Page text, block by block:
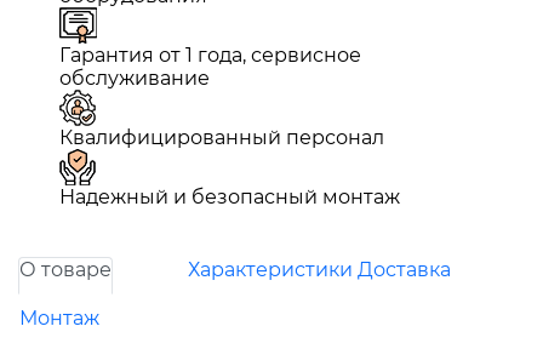
Гарантия от 1 года, сервисное
обслуживание
Квалифицированный персонал
Надежный и безопасный монтаж
О товаре Характеристики Доставка
Монтаж